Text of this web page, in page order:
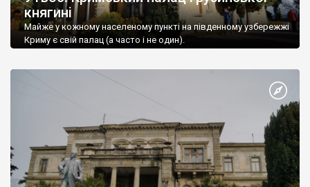
княгині
Майже у кожному населеному пункті на південному узбережжі
Криму є свій палац (а часто і не один).